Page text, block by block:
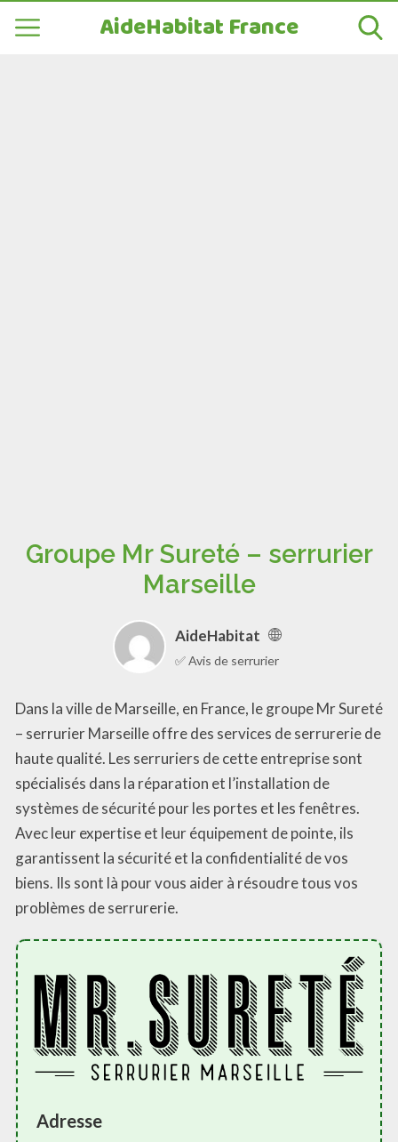
AideHabitat France
Groupe Mr Sureté – serrurier
Marseille
AideHabitat
✅ Avis de serrurier
Dans la ville de Marseille, en France, le groupe Mr Sureté
– serrurier Marseille offre des services de serrurerie de
haute qualité. Les serruriers de cette entreprise sont
spécialisés dans la réparation et l’installation de
systèmes de sécurité pour les portes et les fenêtres.
Avec leur expertise et leur équipement de pointe, ils
garantissent la sécurité et la confidentialité de vos
biens. Ils sont là pour vous aider à résoudre tous vos
problèmes de serrurerie.
Adresse